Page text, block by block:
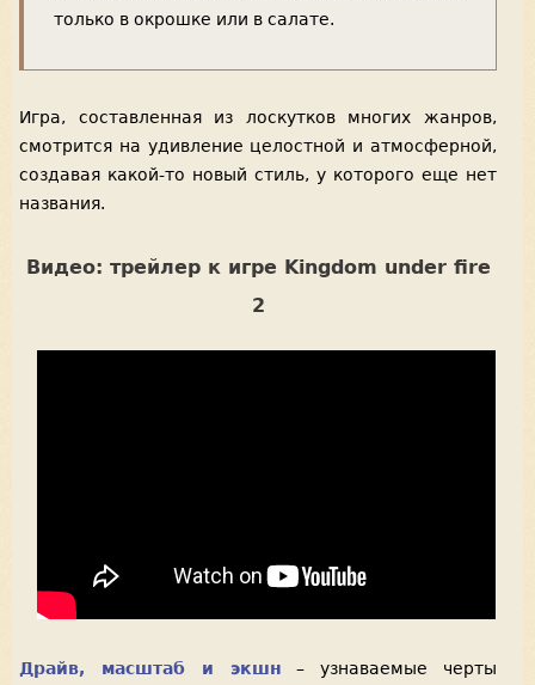
только в окрошке или в салате.
Игра, составленная из лоскутков многих жанров,
смотрится на удивление целостной и атмосферной,
создавая какой-то новый стиль, у которого еще нет
названия.
Видео: трейлер к игре Kingdom under fire
2
Драйв, масштаб и экшн – узнаваемые черты